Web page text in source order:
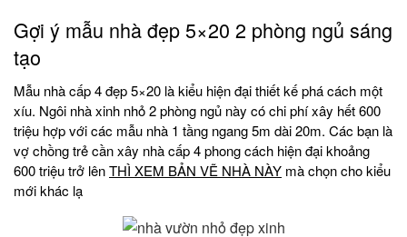
Gợi ý mẫu nhà đẹp 5×20 2 phòng ngủ sáng
tạo
Mẫu nhà cấp 4 đẹp 5×20 là kiểu hiện đại thiết kế phá cách một
xíu. Ngôi nhà xinh nhỏ 2 phòng ngủ này có chi phí xây hết 600
triệu hợp với các mẫu nhà 1 tầng ngang 5m dài 20m. Các bạn là
vợ chồng trẻ cần xây nhà cấp 4 phong cách hiện đại khoảng
600 triệu trở lênTHÌ XEM BẢN VẼ NHÀ NÀY mà chọn cho kiểu
mới khác lạ